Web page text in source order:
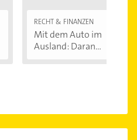
RECHT & FINANZEN
Mit dem Auto im
Ausland: Daran...